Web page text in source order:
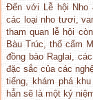
Đến với Lễ hội Nho
các loại nho tươi,
tham quan lễ hội
Bàu Trúc, thổ cẩm
đồng bào Raglai,
đặc sắc của các
tiếng, khám phá
hẳn sẽ là một kỷ